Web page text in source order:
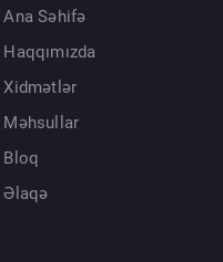
Ana Səhifə
Haqqımızda
Xidmətlər
Məhsullar
Bloq
Əlaqə